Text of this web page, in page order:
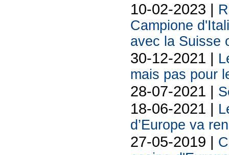
10-02-2023 |
Campione
avec la Suisse
30-12-2021 |
mais pas pour
28-07-2021 |
18-06-2021 |
d’Europe va
27-05-2019 |